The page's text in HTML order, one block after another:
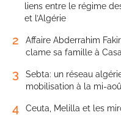
liens entre le régime
et l’Algérie
2
Affaire Abderrahim
clame sa famille à
3
Sebta: un réseau
mobilisation à la mi-
4 Ceuta, Melilla et les